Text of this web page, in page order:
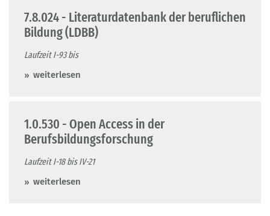
7.8.024 - Literaturdatenbank der beruflichen
Bildung (LDBB)
Laufzeit I-93 bis
weiterlesen
1.0.530 - Open Access in der
Berufsbildungsforschung
Laufzeit I-18 bis IV-21
weiterlesen